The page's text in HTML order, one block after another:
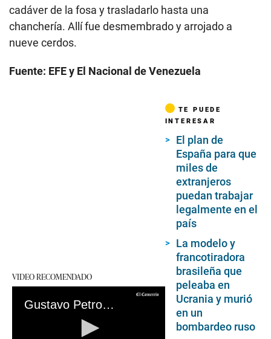
cadáver de la fosa y trasladarlo hasta una
chanchería. Allí fue desmembrado y arrojado a
nueve cerdos.
Fuente: EFE y El Nacional de Venezuela
VIDEO RECOMENDADO
Gustavo Petro: El rebelde moderado que llevó a la izquierda al poder en Colombia
TE PUEDE
INTERESAR
El plan de
España para que
miles de
extranjeros
puedan trabajar
legalmente en el
país
La modelo y
francotiradora
brasileña que
peleaba en
Ucrania y murió
en un
bombardeo ruso